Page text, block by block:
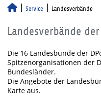
Service Landesverbände
Landesverbände der
Die 16 Landesbünde der
Spitzenorganisationen der
Bundesländer.
Die Angebote der
Karte aus.